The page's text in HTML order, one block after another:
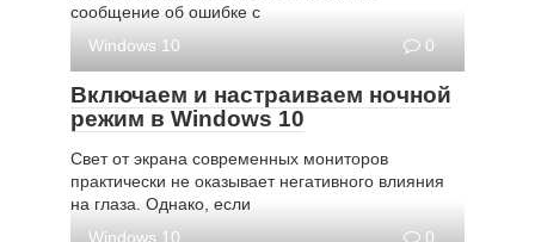
сообщение об ошибке с
Windows 10
0
Включаем и настраиваем ночной
режим в Windows 10
Свет от экрана современных мониторов
практически не оказывает негативного влияния
на глаза. Однако, если
Windows 10
0